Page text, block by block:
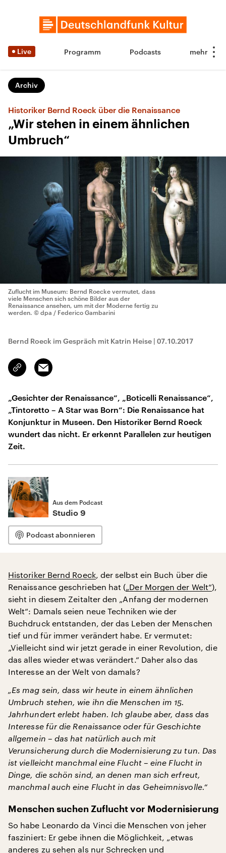
Live Programm Podcasts
Archiv
Historiker Bernd Roeck über die Renaissance
„Wir stehen in einem ähnlichen
Umbruch“
Zuflucht im Museum: Bernd Roecke vermutet, dass
viele Menschen sich schöne Bilder aus der
Renaissance ansehen, um mit der Moderne fertig zu
werden. © dpa / Federico Gambarini
Bernd Roeck im Gespräch mit Katrin Heise | 07.10.2017
Link
kopieren/teilen
Email
„Gesichter der Renaissance“, „Boticelli Renaissance“,
„Tintoretto – A Star was Born“: Die Renaissance hat
Konjunktur in Museen. Den Historiker Bernd Roeck
wundert das nicht. Er erkennt Parallelen zur heutigen
Zeit.
Aus dem Podcast
Studio 9
Podcast abonnieren
Historiker Bernd Roeck, der selbst ein Buch über die
Renaissance geschrieben hat („Der Morgen der Welt“),
sieht in diesem Zeitalter den „Anfang der modernen
Welt“: Damals seien neue Techniken wie der
Buchdruck entstanden, der das Leben der Menschen
tief und für immer verändert habe. Er vermutet:
„Vielleicht sind wir jetzt gerade in einer Revolution, die
das alles wieder etwas verändert.“ Daher also das
Interesse an der Welt von damals?
„Es mag sein, dass wir heute in einem ähnlichen
Umbruch stehen, wie ihn die Menschen im 15.
Jahrhundert erlebt haben. Ich glaube aber, dass das
Interesse für die Renaissance oder für Geschichte
allgemein – das hat natürlich auch mit
Verunsicherung durch die Modernisierung zu tun. Das
ist vielleicht manchmal eine Flucht – eine Flucht in
Dinge, die schön sind, an denen man sich erfreut,
manchmal auch eine Flucht in das Geheimnisvolle.“
Menschen suchen Zuflucht vor Modernisierung
So habe Leonardo da Vinci die Menschen von jeher
fasziniert: Er gebe ihnen die Möglichkeit, „etwas
anderes zu sehen als nur Schrecken und